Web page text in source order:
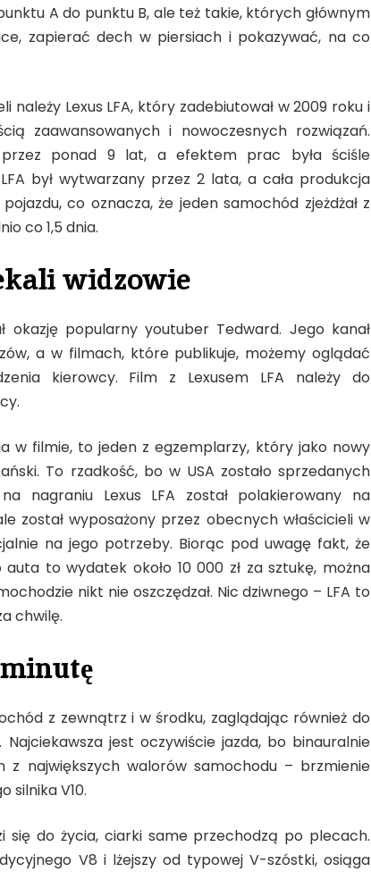
A do punktu B, ale też takie, których głównym
zapierać dech w piersiach i pokazywać, na co
Lexus LFA, który zadebiutował w 2009 roku i
zaawansowanych i nowoczesnych rozwiązań.
przez ponad 9 lat, a efektem prac była ściśle
był wytwarzany przez 2 lata, a cała produkcja
co oznacza, że jeden samochód zjeżdżał z
co 1,5 dnia.
widzowie
okazję popularny youtuber Tedward. Jego kanał
a w filmach, które publikuje, możemy oglądać
kierowcy. Film z Lexusem LFA należy do
w filmie, to jeden z egzemplarzy, który jako nowy
To rzadkość, bo w USA zostało sprzedanych
nagraniu Lexus LFA został polakierowany na
został wyposażony przez obecnych właścicieli w
na jego potrzeby. Biorąc pod uwagę fakt, że
to wydatek około 10 000 zł za sztukę, można
nikt nie oszczędzał. Nic dziwnego – LFA to
chwilę.
z zewnątrz i w środku, zaglądając również do
jest oczywiście jazda, bo binauralnie
z największych walorów samochodu – brzmienie
silnika V10.
się do życia, ciarki same przechodzą po plecach.
V8 i lżejszy od typowej V-szóstki, osiąga